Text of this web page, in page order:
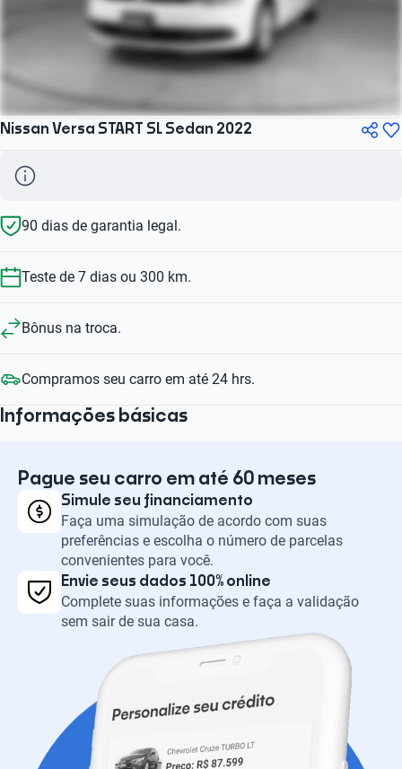
Nissan Versa START SL Sedan 2022
90 dias de garantia legal.
Teste de 7 dias ou 300 km.
Bônus na troca.
Compramos seu carro em até 24 hrs.
Informações básicas
Pague seu carro em até 60 meses
Simule seu financiamento
Faça uma simulação de acordo com suas
preferências e escolha o número de parcelas
convenientes para você.
Envie seus dados 100% online
Complete suas informações e faça a validação
sem sair de sua casa.